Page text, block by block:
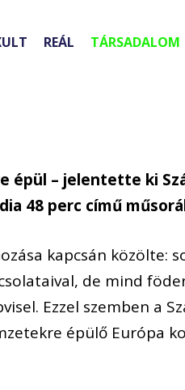
REÁL TÁRSADALOM
épül – jelentette ki
48 perc című
kapcsán közölte:
de mind
Ezzel szemben a
épülő Európa